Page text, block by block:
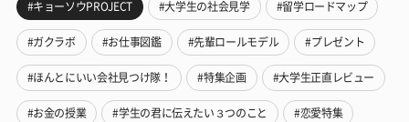
#キョーソウPROJECT #大学生の社会見学 #留学ロードマップ
#ガクラボ #お仕事図鑑 #先輩ロールモデル #プレゼント
#ほんとにいい会社見つけ隊！ #特集企画 #大学生正直レビュー
#お金の授業 #学生の君に伝えたい３つのこと #恋愛特集